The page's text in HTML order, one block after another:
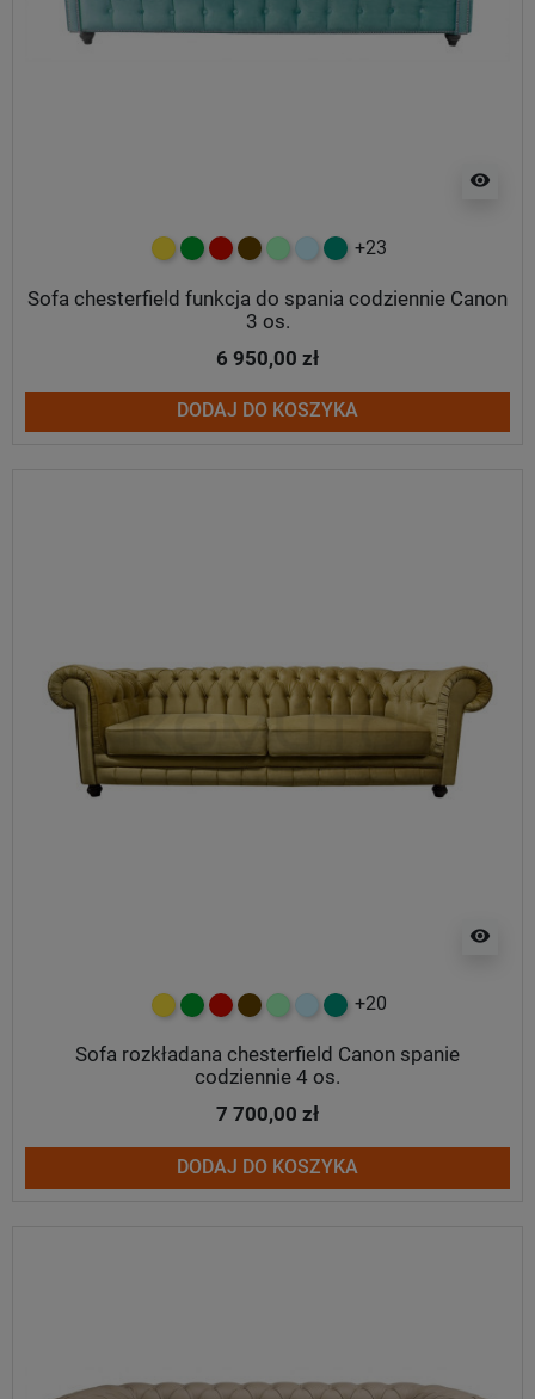
visibility
żółtyzielonyczerwony
czekoladowy
miętowybłękitny
turkusowy
+23
Sofa chesterfield funkcja do spania codziennie Canon
3 os.
6 950,00 zł
DODAJ DO KOSZYKA
visibility
żółtyzielonyczerwony
czekoladowy
miętowybłękitny
turkusowy
+20
Sofa rozkładana chesterfield Canon spanie
codziennie 4 os.
7 700,00 zł
DODAJ DO KOSZYKA